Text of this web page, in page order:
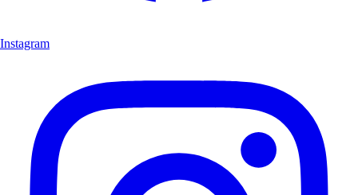
Instagram